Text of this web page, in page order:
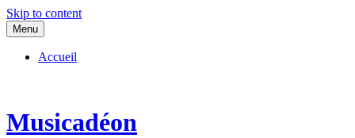
Skip to content
Menu
Accueil
Musicadéon